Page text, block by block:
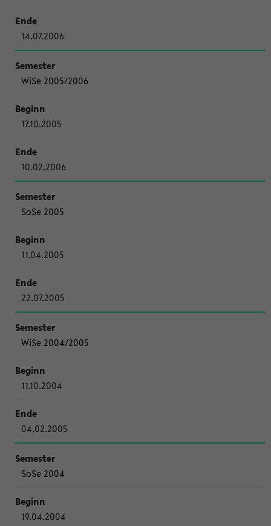
14.07.2006
WiSe 2005/2006
17.10.2005
10.02.2006
SoSe 2005
11.04.2005
22.07.2005
WiSe 2004/2005
11.10.2004
04.02.2005
SoSe 2004
19.04.2004